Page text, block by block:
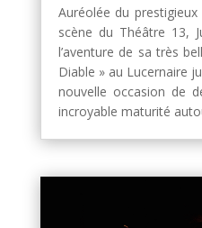
Auréolée du
scène du Théâtre 13,
l’aventure de sa très
Diable » au Lucernaire
nouvelle occasion de
incroyable maturité